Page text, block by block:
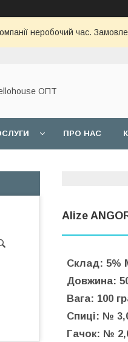
неробочий час.
ОПТ
ПРО НАС
Alize
Склад: 5%
Довжина:
Вага: 100
Спиці: №
Гачок: №